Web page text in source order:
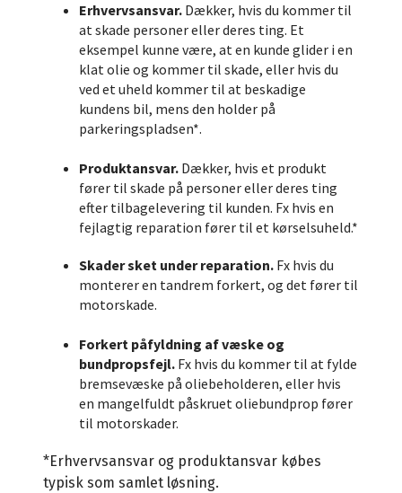
Erhvervsansvar. Dækker, hvis du kommer til
at skade personer eller deres ting. Et
eksempel kunne være, at en kunde glider i en
klat olie og kommer til skade, eller hvis du
ved et uheld kommer til at beskadige
kundens bil, mens den holder på
parkeringspladsen*.
Produktansvar. Dækker, hvis et produkt
fører til skade på personer eller deres ting
efter tilbagelevering til kunden. Fx hvis en
fejlagtig reparation fører til et kørselsuheld.*
Skader sket under reparation. Fx hvis du
monterer en tandrem forkert, og det fører til
motorskade.
Forkert påfyldning af væske og
bundpropsfejl. Fx hvis du kommer til at fylde
bremsevæske på oliebeholderen, eller hvis
en mangelfuldt påskruet oliebundprop fører
til motorskader.
*Erhvervsansvar og produktansvar købes
typisk som samlet løsning.